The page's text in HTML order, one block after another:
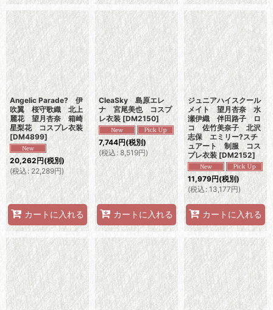
Angelic Parade? 伊
吹翼 桜守歌織 北上
麗花 望月杏奈 箱崎
星梨花 コスプレ衣装
[DM4899]
20,262円(税別)
(税込: 22,289円)
カートに入れる
CleaSky 島原エレ
ナ 宮尾美也 コスプ
レ衣装 [DM2150]
7,744円(税別)
(税込 : 8,519円)
カートに入れる
ジュニアハイスクール
メイト 望月杏奈 水
瀬伊織 伴田路子 ロ
コ 佐竹美奈子 北沢
志保 エミリー?スチ
ュアート 制服 コス
プレ衣装 [DM2152]
11,979円(税別)
(税込: 13,177円)
カートに入れる